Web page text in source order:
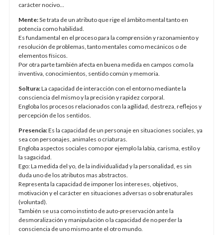
carácter nocivo…
Mente:Se trata de un atributo que rige el ámbito mental tanto en
potencia como habilidad.
Es fundamental en el proceso para la comprensión y razonamiento y
resolución de problemas, tanto mentales como mecánicos o de
elementos físicos.
Por otra parte también afecta en buena medida en campos como la
inventiva, conocimientos, sentido común y memoria.
Soltura:La capacidad de interacción con el entorno mediante la
consciencia del mismo y la precisión y rapidez corporal.
Engloba los procesos relacionados con la agilidad, destreza, reflejos y
percepción de los sentidos.
Presencia:Es la capacidad de un personaje en situaciones sociales, ya
sea con personajes, animales o criaturas.
Engloba aspectos sociales como por ejemplo la labia, carisma, estilo y
la sagacidad.
Ego: La medida del yo, de la individualidad y la personalidad, es sin
duda uno de los atributos mas abstractos.
Representa la capacidad de imponer los intereses, objetivos,
motivación y el carácter en situaciones adversas o sobrenaturales
(voluntad).
También se usa como instinto de auto-preservación ante la
desmoralización y manipulación o la capacidad de no perder la
consciencia de uno mismo ante el otro mundo.